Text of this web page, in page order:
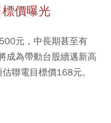
價曝光
元，中長期甚至有
成為帶動台股續邁新高
聯電目標價168元。